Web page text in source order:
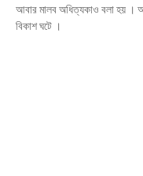
আবার মালব অধিত্যকাও বলা হয় ।
বিকাশ ঘটে ।